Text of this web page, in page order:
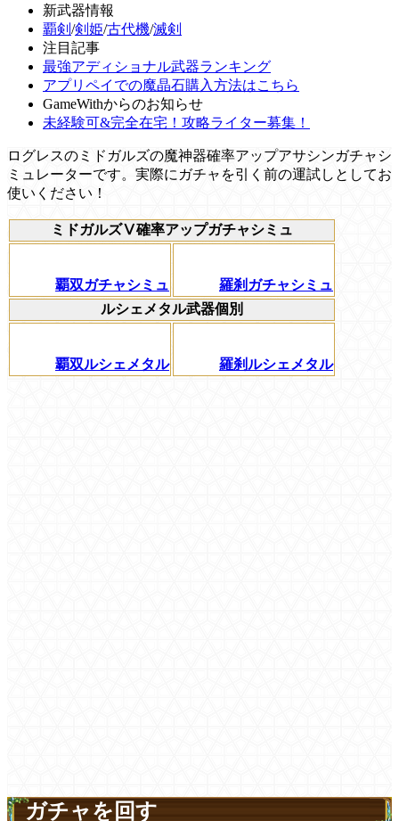
新武器情報
覇剣 /剣姫/古代機/滅剣
注目記事
最強アディショナル武器ランキング
アプリペイでの魔晶石購入方法はこちら
GameWithからのお知らせ
未経験可&完全在宅！攻略ライター募集！
ログレスのミドガルズの魔神器確率アップアサシンガチャシ
ミュレーターです。実際にガチャを引く前の運試しとしてお
使いください！
ミドガルズⅤ確率アップガチャシミュ
覇双ガチャシミュ
羅刹ガチャシミュ
ルシェメタル武器個別
覇双ルシェメタル 羅刹ルシェメタル
ガチャを回す